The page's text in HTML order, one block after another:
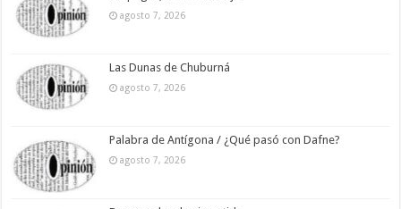
agosto 7, 2026
Las Dunas de Chuburná
agosto 7, 2026
Palabra de Antígona / ¿Qué pasó con Dafne?
agosto 7, 2026